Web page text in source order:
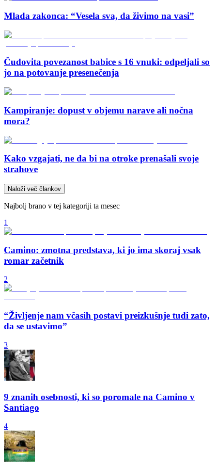
Mlada zakonca: “Vesela sva, da živimo na vasi”
Čudovita povezanost babice s 16 vnuki: odpeljali so
jo na potovanje presenečenja
Kampiranje: dopust v objemu narave ali nočna
mora?
Kako vzgajati, ne da bi na otroke prenašali svoje
strahove
Naloži več člankov
Najbolj brano v tej kategoriji ta mesec
1
Camino: zmotna predstava, ki jo ima skoraj vsak
romar začetnik
2
“Življenje nam včasih postavi preizkušnje tudi zato,
da se ustavimo”
3
9 znanih osebnosti, ki so poromale na Camino v
Santiago
4